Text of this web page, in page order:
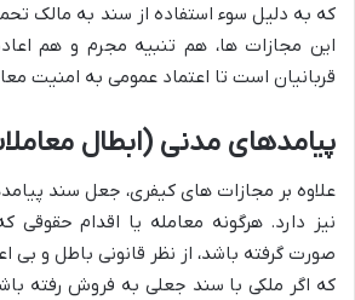
که به دلیل سوء استفاده از سند به مالک
این مجازات ها، هم تنبیه مجرم و هم
قربانیان است تا اعتماد عمومی به امنیت
پیامدهای مدنی (ابطال
علاوه بر مجازات های کیفری، جعل سند
نیز دارد. هرگونه معامله یا اقدام
صورت گرفته باشد، از نظر قانونی باطل و بی
که اگر ملکی با سند جعلی به فروش رفته